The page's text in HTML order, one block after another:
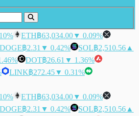
ETH฿63,034.00▼ 0.09%
DOGE฿2.31 ▼ 0.42% SOL฿2,510.56 ▲
DOT฿26.61 ▼ 1.36%
LINK฿272.45▼ 0.31%
ETH฿63,034.00▼ 0.09%
DOGE฿2.31 ▼ 0.42% SOL฿2,510.56 ▲